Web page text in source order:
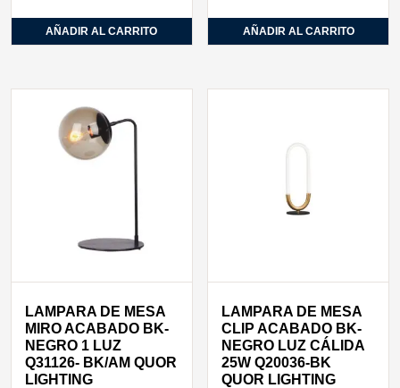
AÑADIR AL CARRITO AÑADIR AL CARRITO
LAMPARA DE MESA
MIRO ACABADO BK-
NEGRO 1 LUZ
Q31126- BK/AM QUOR
LIGHTING
LAMPARA DE MESA
CLIP ACABADO BK-
NEGRO LUZ CÁLIDA
25W Q20036-BK
QUOR LIGHTING